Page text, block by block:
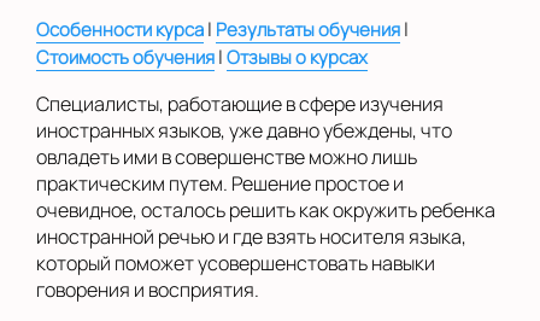
Особенности курса| Результаты обучения|
Стоимость обучения|Отзывы о курсах
Специалисты, работающие в сфере изучения
иностранных языков, уже давно убеждены, что
овладеть ими в совершенстве можно лишь
практическим путем. Решение простое и
очевидное, осталось решить как окружить ребенка
иностранной речью и где взять носителя языка,
который поможет усовершенстовать навыки
говорения и восприятия.